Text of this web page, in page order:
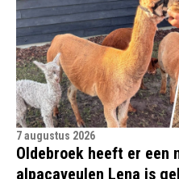
7 augustus 2026
Oldebroek heeft er een
alpacaveulen Lena is